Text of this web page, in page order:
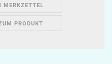
MERKZETTEL
PRODUKT